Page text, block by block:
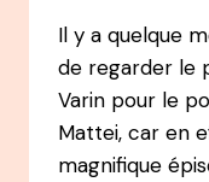
AU
DE
Il y a quelque
de regarder le
Varin pour le
Mattei, car en
magnifique